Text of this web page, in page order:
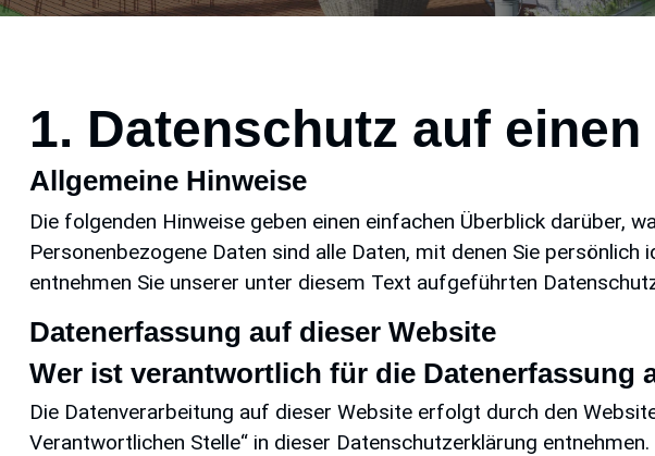
1. Datenschutz auf
Allgemeine Hinweise
Die folgenden Hinweise geben einen einfachen Überblick darüber,
Personenbezogene Daten sind alle Daten, mit denen Sie
entnehmen Sie unserer unter diesem Text aufgeführten
Datenerfassung auf dieser Website
Wer ist verantwortlich für die Datenerfassung
Die Datenverarbeitung auf dieser Website erfolgt durch den
Verantwortlichen Stelle“ in dieser Datenschutzerklärung entnehmen.